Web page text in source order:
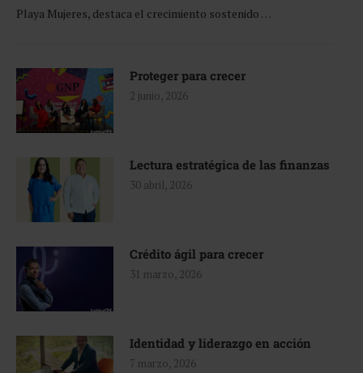
Playa Mujeres, destaca el crecimiento sostenido …
Proteger para crecer
2 junio, 2026
Lectura estratégica de las finanzas
30 abril, 2026
Crédito ágil para crecer
31 marzo, 2026
Identidad y liderazgo en acción
7 marzo, 2026